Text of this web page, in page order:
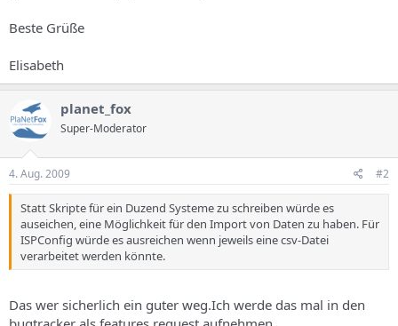
Beste Grüße
Elisabeth
planet_fox
Super-Moderator
4. Aug. 2009 #2
Statt Skripte für ein Duzend Systeme zu schreiben würde es
auseichen, eine Möglichkeit für den Import von Daten zu haben. Für
ISPConfig würde es ausreichen wenn jeweils eine csv-Datei
verarbeitet werden könnte.
Das wer sicherlich ein guter weg.Ich werde das mal in den